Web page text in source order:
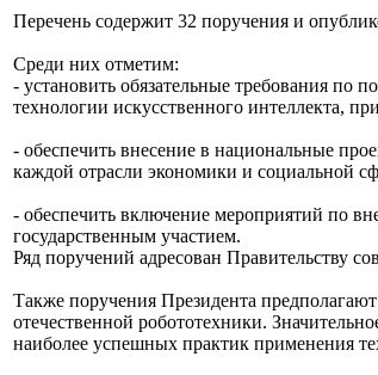
Перечень содержит 32 поручения и
Среди них отметим:
- установить обязательные требования по
технологии искусственного интеллекта,
- обеспечить внесение в национальные
каждой отрасли экономики и социальной
- обеспечить включение мероприятий по
государственным участием.
Ряд поручений адресован Правительству
Также поручения Президента
отечественной робототехники.
наиболее успешных практик применения